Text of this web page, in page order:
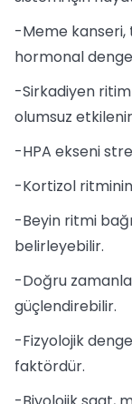
-Meme
hormonal
-Sirkadiyen
olumsuz
-HPA ekseni
-Kortizol ritminin
-Beyin ritmi
belirleyebilir.
-Doğru
güçlendirebilir.
-Fizyolojik
faktördür.